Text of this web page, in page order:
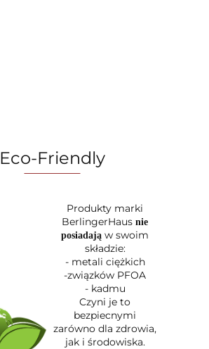
Eco-Friendly
Produkty marki
BerlingerHaus nie
posiadają w swoim
składzie:
- metali ciężkich
-związków PFOA
- kadmu
Czyni je to
bezpiecnymi
zarówno dla zdrowia,
jak i środowiska.